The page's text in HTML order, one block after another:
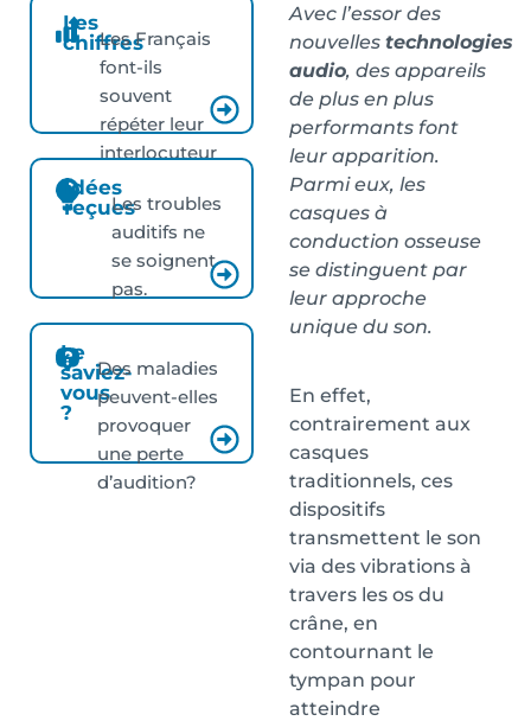
Les
chiffres
Les Français
font-ils
souvent
répéter leur
interlocuteur
?
Idées
reçuesLes troubles
auditifs ne
se soignent
pas.
Le
saviez-
vous
?
Des maladies
peuvent-elles
provoquer
une perte
d’audition?
Avec l’essor des
nouvelles technologies
audio, des appareils
de plus en plus
performants font
leur apparition.
Parmi eux, les
casques à
conduction osseuse
se distinguent par
leur approche
unique du son.
En effet,
contrairement aux
casques
traditionnels, ces
dispositifs
transmettent le son
via des vibrations à
travers les os du
crâne, en
contournant le
tympan pour
atteindre